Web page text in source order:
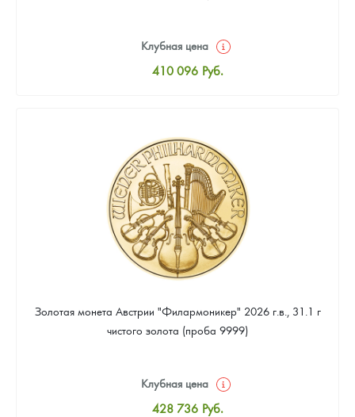
Клубная цена
410 096 Руб.
Цена выкупа
389 591 Руб.
Золотая монета Австрии "Филармоникер" 2026 г.в., 31.1 г
чистого золота (проба 9999)
Клубная цена
428 736 Руб.